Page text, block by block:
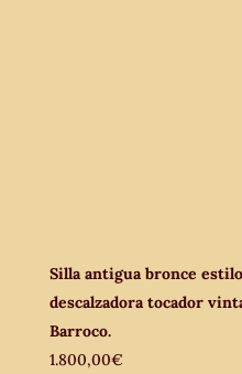
Silla antigua bronce
descalzadora tocador
Barroco.
1.800,00€